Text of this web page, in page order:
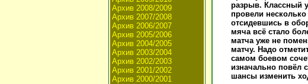
Архив 2008/2009
Архив 2007/2008
Архив 2006/2007
Архив 2005/2006
Архив 2004/2005
Архив 2003/2004
Архив 2002/2003
Архив 2001/2002
Архив 2000/2001
разрыв. Классный
провели
отсидевшись в
мяча всё стало
матча уже не
матчу. Надо
самом боевом
изначально повёл
шансы изменить